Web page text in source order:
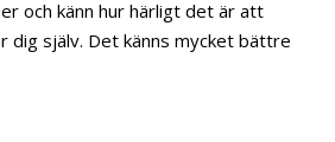
och känn hur härligt det är att
dig själv. Det känns mycket bättre